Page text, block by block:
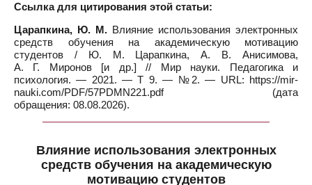
Ссылка для цитирования этой статьи:
Царапкина, Ю. М. Влияние использования электронных
средств обучения на академическую мотивацию
студентов / Ю. М. Царапкина, А. В. Анисимова,
А. Г. Миронов [и др.] // Мир науки. Педагогика и
психология. — 2021. — Т 9. — №2. — URL: https://mir-
nauki.com/PDF/57PDMN221.pdf (дата
обращения: 08.08.2026).
Влияние использования электронных
средств обучения на академическую
мотивацию студентов